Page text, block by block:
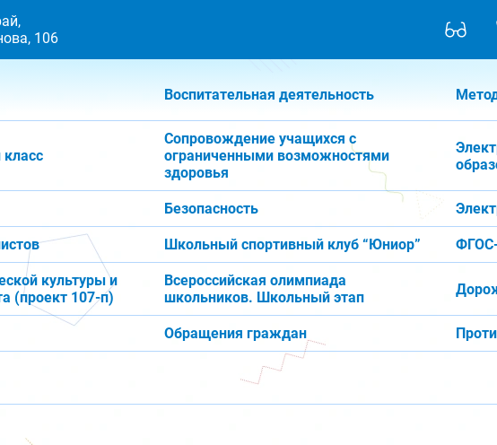
106
Воспитательная деятельность
Сопровождение учащихся с
ограниченными возможностями
здоровья
Безопасность
Школьный спортивный клуб “Юниор”
культуры и
(проект 107-п)
Всероссийская олимпиада
школьников. Школьный этап
Обращения граждан